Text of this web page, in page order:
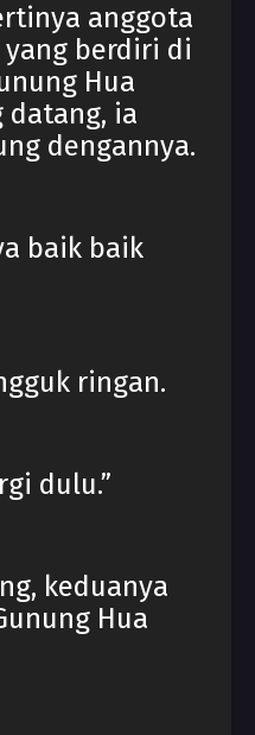
anggota
berdiri di
Hua
datang, ia
dengannya.
baik baik
ringan.
dulu.”
keduanya
Hua